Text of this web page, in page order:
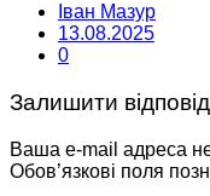
Іван Мазур
13.08.2025
0
Залишити
Ваша e-mail адреса
Обов’язкові поля